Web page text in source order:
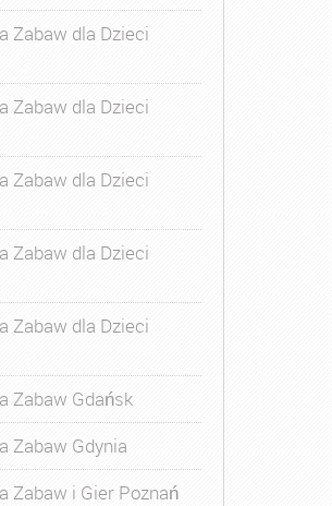
Zabaw dla Dzieci
Zabaw dla Dzieci
Zabaw dla Dzieci
Zabaw dla Dzieci
Zabaw dla Dzieci
Zabaw Gdańsk
Zabaw Gdynia
Zabaw i Gier Poznań